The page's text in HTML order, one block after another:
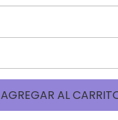
AGREGAR AL